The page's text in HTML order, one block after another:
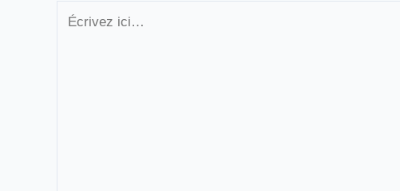
Écrivez